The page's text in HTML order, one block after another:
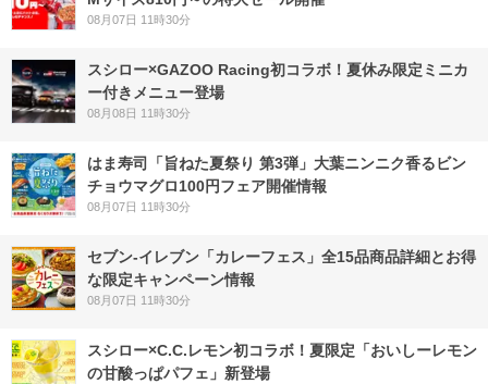
08月07日 11時30分
スシロー×GAZOO Racing初コラボ！夏休み限定ミニカ
ー付きメニュー登場
08月08日 11時30分
はま寿司「旨ねた夏祭り 第3弾」大葉ニンニク香るビン
チョウマグロ100円フェア開催情報
08月07日 11時30分
セブン‐イレブン「カレーフェス」全15品商品詳細とお得
な限定キャンペーン情報
08月07日 11時30分
スシロー×C.C.レモン初コラボ！夏限定「おいしーレモン
の甘酸っぱパフェ」新登場